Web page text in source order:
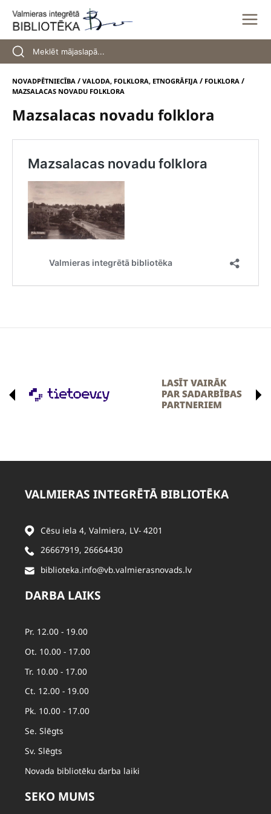
content
NOVADPĒTNIECĪBA / VALODA, FOLKLORA, ETNOGRĀFIJA / FOLKLORA /
MAZSALACAS NOVADU FOLKLORA
Mazsalacas novadu folklora
VALMIERAS INTEGRĒTĀ BIBLIOTĒKA
Cēsu iela 4, Valmiera, LV- 4201
26667919, 26664430
biblioteka.info@vb.valmierasnovads.lv
DARBA LAIKS
Pr. 12.00 - 19.00
Ot. 10.00 - 17.00
Tr. 10.00 - 17.00
Ct. 12.00 - 19.00
Pk. 10.00 - 17.00
Se. Slēgts
Sv. Slēgts
Novada bibliotēku darba laiki
SEKO MUMS